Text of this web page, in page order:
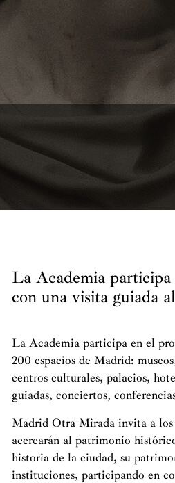
La Academia
con una visita guiada
La Academia participa en el
200 espacios de Madrid:
centros culturales, palacios,
guiadas, conciertos,
Madrid Otra Mirada invita a los
acercarán al patrimonio
historia de la ciudad, su
instituciones, participando en